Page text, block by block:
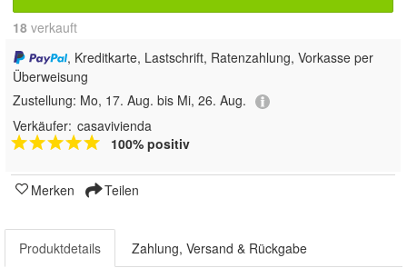
18 verkauft
, Kreditkarte, Lastschrift, Ratenzahlung, Vorkasse per
Überweisung
Zustellung: Mo, 17. Aug. bis Mi, 26. Aug.
Verkäufer: casavivienda
100% positiv
Merken Teilen
Produktdetails Zahlung, Versand & Rückgabe